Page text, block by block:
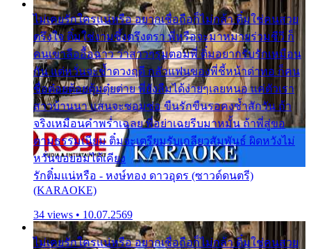
ไม่เคยรักใครแน่หรือ อยากเชื่อถือก็ไม่กล้า ติ๋มใช่คนสวย
ตรึงใจ ติ๋มใช่งามซึ้งตรึงตรา พี่หรือจะมาหมายร่วมชีวี ก็
คนเขาลืออื้อฉาว ว่าสาวๆรุมตอมพี่ ติ๋มอยากรับรักเหมือน
กัน แต่หวั่นจะช้ำดวงฤดี กลัวแฟนของพี่ชี้หน้าด่าทอ ก็คน
ชื่อต๋อยต้อยตุ้มตุ๋ยต่าย พี่ยังลืมได้ง่ายๆเลยหนอ แค่ตัวเรา
สาวบ้านนา แสนจะซอมซ่อ ขืนรักขืนรอคงช้ำสักวัน ถ้า
จริงเหมือนคำพร่ำเฉลย พี่อย่าเฉยรีบมาหมั้น ถ้าพี่สู่ขอ
ตามธรรมเนียม ติ๋มจะเตรียมรับเกลียวสัมพันธ์ ผิดหวังไม่
หวั่นขอยอมได้เคียง
รักติ๋มแน่หรือ - หงษ์ทอง ดาวอุดร (ซาวด์ดนตรี)
(KARAOKE)
34 views • 10.07.2569
ไม่เคยรักใครแน่หรือ อยากเชื่อถือก็ไม่กล้า ติ๋มใช่คนสวย